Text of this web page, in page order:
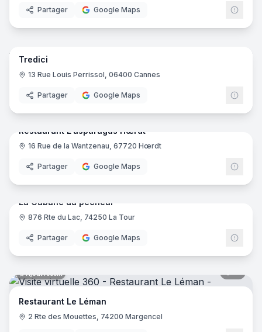
Partager Google Maps
14
Tredici
13 Rue Louis Perrissol, 06400 Cannes
Partager Google Maps
10
Restaurant L'asparagus Hœrdt
16 Rue de la Wantzenau, 67720 Hœrdt
Partager Google Maps
12
La Cabane du pêcheur
876 Rte du Lac, 74250 La Tour
Partager Google Maps
Ajout récent
Restaurant Le Léman
2 Rte des Mouettes, 74200 Margencel